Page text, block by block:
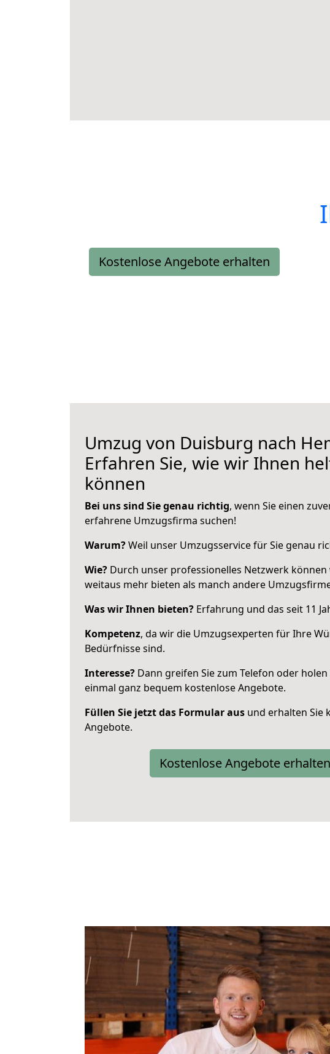
Kostenlose Angebote erhalten
Umzug von Duisburg nach
Erfahren Sie, wie wir Ihnen
können
Bei uns sind Sie genau richtig, wenn Sie einen
erfahrene Umzugsfirma suchen!
Warum?Weil unser Umzugsservice für Sie genau
Wie? Durch unser professionelles Netzwerk
weitaus mehr bieten als manch andere
Was wir Ihnen bieten? Erfahrung und das seit 11
Kompetenz, da wir die Umzugsexperten für Ihre
Bedürfnisse sind.
Interesse? Dann greifen Sie zum Telefon oder holen
einmal ganz bequem kostenlose Angebote.
Füllen Sie jetzt das Formular aus und erhalten Sie
Angebote.
Kostenlose Angebote erhalten